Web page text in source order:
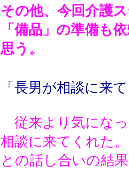
その他、今回介護
「備品」の準備も
思う。
「長男が相談に来
従来より気にな
相談に来てくれた
との話し合いの結